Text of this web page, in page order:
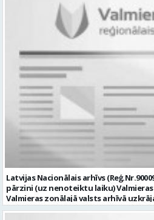
(turpmāk – IKT) saistīto problēmu
operatīvu risināšanu; nodrošināt
un ar to saistīto problēmsituāciju
diagnosticēt un modernizēt
datortīklus un programmatūru,
kontrolēt ārējo pakalpojumu
iestādēs infrastruktūras uzturēšanā;
IKT nomaiņu un efektīvāku izmantošanu; un ja Tev ir: vismaz
profesionālā izglītība informācijas
pieredze (ar informācijas
datortehnikas un biroja tehnikas
secību; izpratne par datortīkla
principiem; valsts valodas prasmes
prasībām; kompetences: ļoti labas
spējas, argumentācijas prasme;
lēmumus; analītiskās spējas; augsta
spēja strādāt individuāli un komandā;
un piedāvāt jaunus risinājumus; mēs piedāvājam: dinamisku,
interesantu un atbildīgu darbu un
attīstību vērstā Pašvaldībā; pamatalgu
pirms nodokļu nomaksas, pēc
Latvijas Nacionālais arhīvs (Reģ.Nr.90009476367) aicina darbā namu
pārzini (uz nenoteiktu laiku) Valmieras
Valmieras zonālajā valsts arhīvā
darām pieejamu un popularizējam